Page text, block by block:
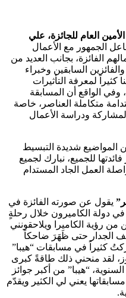
العام للجائزة، علي
الجمهور مع الأعمال
الفائزة، بجانب العديد من
السابقين وخبراء
كثيراً لمعرفة التأثيرات
وفي الواقع أن المسابقة
متكاملة العناصر، خاصة
ودراسة الأعمال
المواضيع شديدة التبسيط
للجميع، نبارك لجميع
العمل الجاد المستدام
يقول عن صورته الفائزة في
دولة الكاميرون خلال رحلةٍ
رؤية الكاميرا ويلاحقونني
الجدار حتى ظَهَرَ ضاحكاً
كثيراً في مسابقات “هيبا”
لقد منحني ذلك طاقةً كبرى
“هيبا” من أكبر جوائز
يعني لي الكثير ويقدّم